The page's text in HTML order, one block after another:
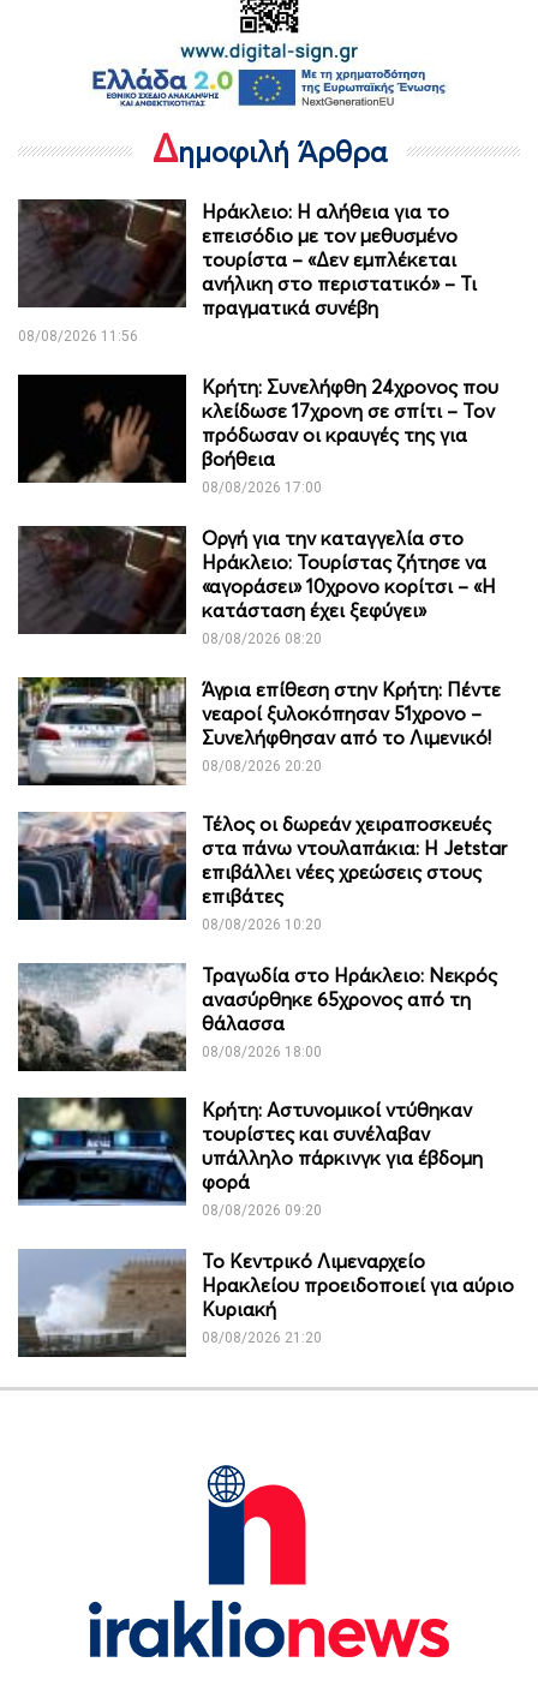
Δημοφιλή Άρθρα
Ηράκλειο: Η αλήθεια για το
επεισόδιο με τον μεθυσμένο
τουρίστα – «Δεν εμπλέκεται
ανήλικη στο περιστατικό» – Τι
πραγματικά συνέβη
08/08/2026 11:56
Κρήτη: Συνελήφθη 24χρονος που
κλείδωσε 17χρονη σε σπίτι – Τον
πρόδωσαν οι κραυγές της για
βοήθεια
08/08/2026 17:00
Οργή για την καταγγελία στο
Ηράκλειο: Τουρίστας ζήτησε να
«αγοράσει» 10χρονο κορίτσι – «Η
κατάσταση έχει ξεφύγει»
08/08/2026 08:20
Άγρια επίθεση στην Κρήτη: Πέντε
νεαροί ξυλοκόπησαν 51χρονο –
Συνελήφθησαν από το Λιμενικό!
08/08/2026 20:20
Τέλος οι δωρεάν χειραποσκευές
στα πάνω ντουλαπάκια: Η Jetstar
επιβάλλει νέες χρεώσεις στους
επιβάτες
08/08/2026 10:20
Τραγωδία στο Ηράκλειο: Νεκρός
ανασύρθηκε 65χρονος από τη
θάλασσα
08/08/2026 18:00
Κρήτη: Αστυνομικοί ντύθηκαν
τουρίστες και συνέλαβαν
υπάλληλο πάρκινγκ για έβδομη
φορά
08/08/2026 09:20
Το Κεντρικό Λιμεναρχείο
Ηρακλείου προειδοποιεί για αύριο
Κυριακή
08/08/2026 21:20